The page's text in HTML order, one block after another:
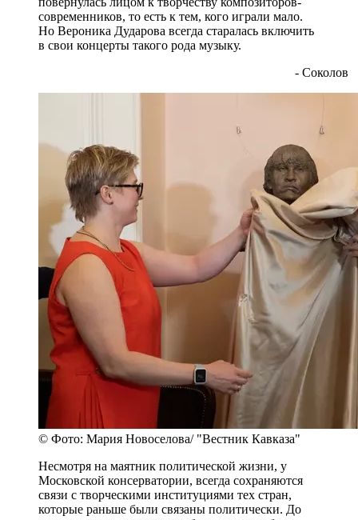
современников, то есть к тем, кого играли мало.
Но Вероника Дударова всегда старалась включить
в свои концерты такого рода музыку.
- Соколов
© Фото: Мария Новоселова/ "Вестник Кавказа"
Несмотря на маятник политической жизни, у
Московской консерватории, всегда сохраняются
связи с творческими институциями тех стран,
которые раньше были связаны политически. До